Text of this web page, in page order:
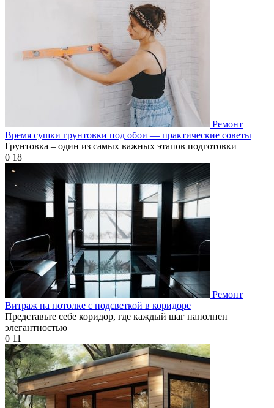
Ремонт
Время сушки грунтовки под обои — практические советы
Грунтовка – один из самых важных этапов подготовки
0 18
Ремонт
Витраж на потолке с подсветкой в коридоре
Представьте себе коридор, где каждый шаг наполнен
элегантностью
0 11